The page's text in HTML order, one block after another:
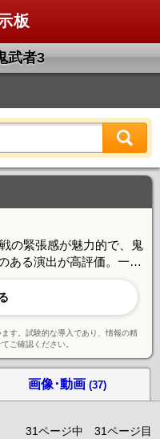
板
武者3
の緊張感が魅力的で、鬼
ある演出が高評価。一方
、レア役を引けないと伸
鬼斬チャージの楽しさや
引きに左右される側面も
す。試験的な導入であり、情報の精
ご確認ください。
画像･動画 (37)
31ページ中 31ページ目